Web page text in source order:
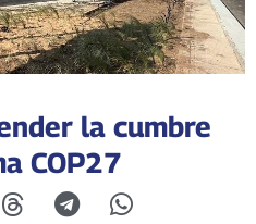
la cumbre
COP27